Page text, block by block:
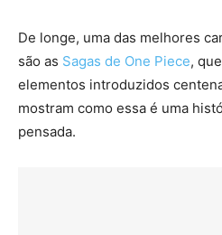
De longe, uma das melhores
são as Sagas de One Piece,
elementos introduzidos
mostram como essa é uma
pensada.